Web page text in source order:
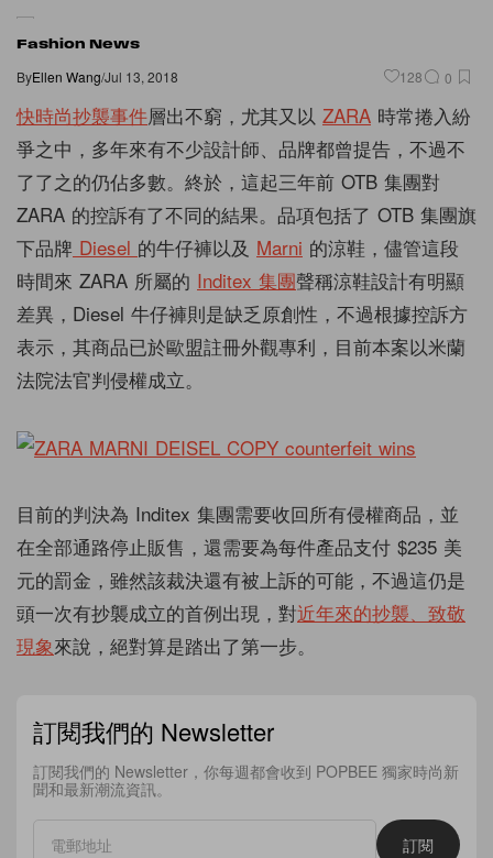
Fashion News
ByEllen Wang/Jul 13, 2018 128 0
快時尚抄襲事件層出不窮，尤其又以 ZARA 時常捲入紛
爭之中，多年來有不少設計師、品牌都曾提告，不過不
了了之的仍佔多數。終於，這起三年前 OTB 集團對
ZARA 的控訴有了不同的結果。品項包括了 OTB 集團旗
下品牌 Diesel 的牛仔褲以及 Marni 的涼鞋，儘管這段
時間來 ZARA 所屬的 Inditex 集團聲稱涼鞋設計有明顯
差異，Diesel 牛仔褲則是缺乏原創性，不過根據控訴方
表示，其商品已於歐盟註冊外觀專利，目前本案以米蘭
法院法官判侵權成立。
目前的判決為 Inditex 集團需要收回所有侵權商品，並
在全部通路停止販售，還需要為每件產品支付 $235 美
元的罰金，雖然該裁決還有被上訴的可能，不過這仍是
頭一次有抄襲成立的首例出現，對近年來的抄襲、致敬
現象來說，絕對算是踏出了第一步。
訂閱我們的 Newsletter
訂閱我們的 Newsletter，你每週都會收到 POPBEE 獨家時尚新
聞和最新潮流資訊。
訂閱